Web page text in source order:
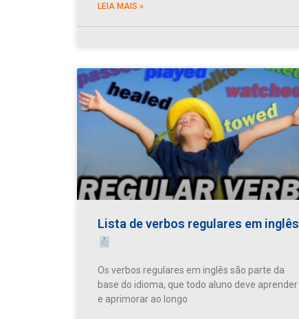
LEIA MAIS »
Lista de verbos regulares em inglês
Os verbos regulares em inglês são parte da
base do idioma, que todo aluno deve aprender
e aprimorar ao longo